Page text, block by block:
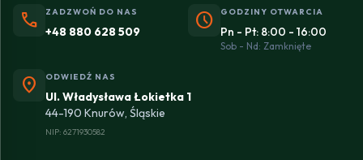
phone ZADZWOŃ DO NAS
+48 880 628 509 schedule GODZINY OTWARCIA
Pn - Pt: 8:00 - 16:00
Sob - Nd: Zamknięte
location_on ODWIEDŹ NAS
Ul. Władysława Łokietka 1
44-190 Knurów, Śląskie
NIP: 6271930582